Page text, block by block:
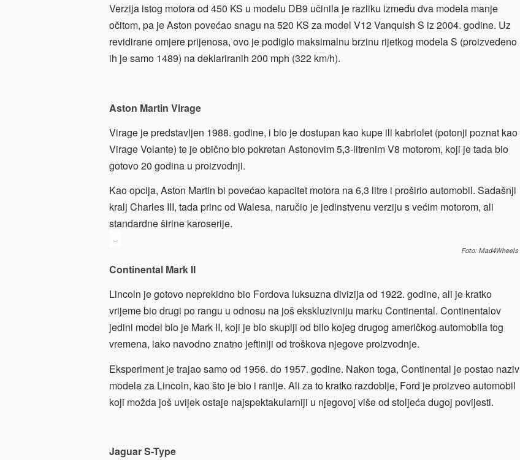
Verzija istog motora od 450 KS u modelu DB9 učinila je razliku između dva modela manje
očitom, pa je Aston povećao snagu na 520 KS za model V12 Vanquish S iz 2004. godine. Uz
revidirane omjere prijenosa, ovo je podiglo maksimalnu brzinu rijetkog modela S (proizvedeno
ih je samo 1489) na deklariranih 200 mph (322 km/h).
Aston Martin Virage
Virage je predstavljen 1988. godine, i bio je dostupan kao kupe ili kabriolet (potonji poznat kao
Virage Volante) te je obično bio pokretan Astonovim 5,3-litrenim V8 motorom, koji je tada bio
gotovo 20 godina u proizvodnji.
Kao opcija, Aston Martin bi povećao kapacitet motora na 6,3 litre i proširio automobil. Sadašnji
kralj Charles III, tada princ od Walesa, naručio je jedinstvenu verziju s većim motorom, ali
standardne širine karoserije.
Foto: Mad4Wheels
Continental Mark II
Lincoln je gotovo neprekidno bio Fordova luksuzna divizija od 1922. godine, ali je kratko
vrijeme bio drugi po rangu u odnosu na još ekskluzivniju marku Continental. Continentalov
jedini model bio je Mark II, koji je bio skuplji od bilo kojeg drugog američkog automobila tog
vremena, iako navodno znatno jeftiniji od troškova njegove proizvodnje.
Eksperiment je trajao samo od 1956. do 1957. godine. Nakon toga, Continental je postao naziv
modela za Lincoln, kao što je bio i ranije. Ali za to kratko razdoblje, Ford je proizveo automobil
koji možda još uvijek ostaje najspektakularniji u njegovoj više od stoljeća dugoj povijesti.
Jaguar S-Type